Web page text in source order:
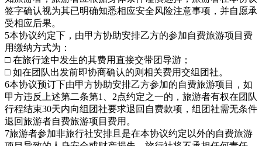
签字确认视为其已明确知悉相应安全风险注意事项，并自愿承
受相应后果。
5本协议约定下，由甲方协助安排乙方的参加自费旅游项目费
用缴纳方式为：
□ 在旅行途中发生的其费用直接交带团导游；
□ 如在团队出发前即协商确认的则相关费用交组团社。
6本协议预订下由甲方协助安排乙方参加的自费旅游项目，如
甲方违反上述第二条第1、2点约定之一的，旅游者有权在团队
行程结束30天内向组团社要求退回自费款项，组团社需无条件
退回旅游者自费旅游项目费用。
7旅游者参加非旅行社安排且是在本协议约定以外的自费旅游